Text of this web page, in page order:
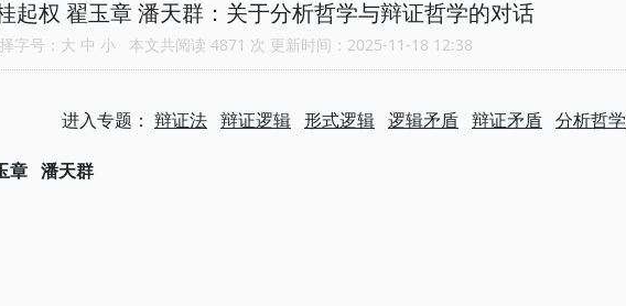
起权 翟玉章 潘天群：关于分析哲学与辩证哲学的对话
字号： 大 中 小 本文共阅读 4871 次 更新时间：2025-11-18 12:38
进入专题： 辩证法 辩证逻辑 形式逻辑 逻辑矛盾 辩证矛盾 分析哲学
章 潘天群